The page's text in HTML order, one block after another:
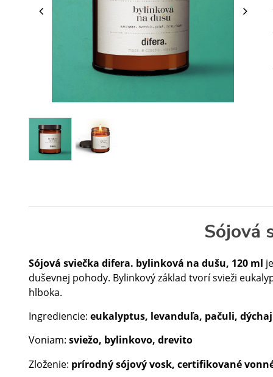
Sójová
Sójová sviečka difera. bylinková na dušu, 120 ml
duševnej pohody. Bylinkový základ tvorí svieži
hlboka.
Ingrediencie: eukalyptus, levanduľa, pačuli,
Voniam: sviežo, bylinkovo, drevito
Zloženie: prírodný sójový vosk, certifikované